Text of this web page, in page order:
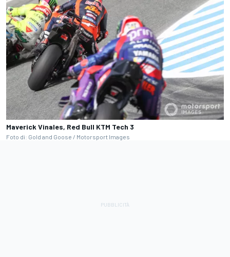
Maverick Vinales, Red Bull KTM Tech 3
Foto di: Gold and Goose / Motorsport Images